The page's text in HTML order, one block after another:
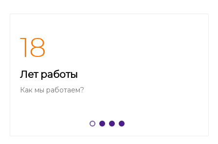
18
Лет работы
Как мы работаем?